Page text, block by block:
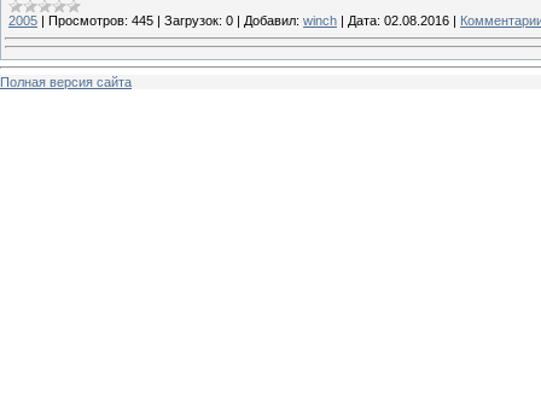
2005 | Просмотров: 445 | Загрузок: 0 | Добавил: winch | Дата: 02.08.2016 |
Полная версия сайта